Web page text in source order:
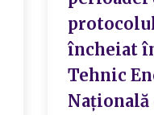
încheiat
Tehnic